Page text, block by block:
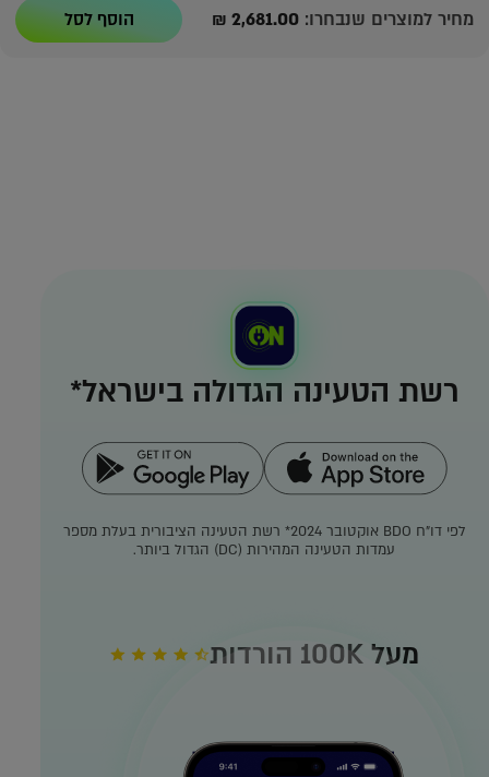
מחיר למוצרים שנבחרו: 2,681.00
₪ הוסף לסל
רשת הטעינה הגדולה בישראל*
לפי דו"ח BDO אוקטובר 2024*
רשת הטעינה הציבורית בעלת מספר
עמדות הטעינה המהירות (DC) הגדול ביותר.
מעל 100K הורדות